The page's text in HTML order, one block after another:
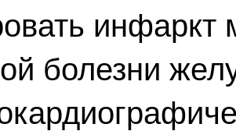
инфаркт
болезни